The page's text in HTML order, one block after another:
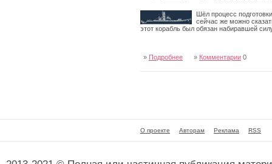
Шёл процесс
сейчас же можно
этот корабль был обязан набиравшей
» Подробнее » Комментарии 0
О проекте Авторам Реклама RSS